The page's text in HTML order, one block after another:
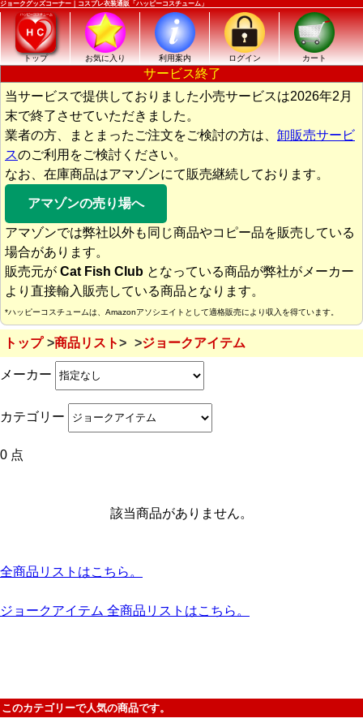
ジョークグッズコーナー｜コスプレ衣装通販「ハッピーコスチューム」
トップ お気に入り 利用案内 ログイン カート
サービス終了
当サービスで提供しておりました小売サービスは2026年2月
末で終了させていただきました。
業者の方、まとまったご注文をご検討の方は、 卸販売サービ
スのご利用をご検討ください。
なお、在庫商品はアマゾンにて販売継続しております。
アマゾンの売り場へ
アマゾンでは弊社以外も同じ商品やコピー品を販売している
場合があります。
販売元が Cat Fish Club となっている商品が弊社がメーカー
より直接輸入販売している商品となります。
*ハッピーコスチュームは、Amazonアソシエイトとして適格販売により収入を得ています。
トップ 商品リスト ジョークアイテム
メーカー
カテゴリー
0 点
該当商品がありません。
全商品リストはこちら。
ジョークアイテム 全商品リストはこちら。
このカテゴリーで人気の商品です。